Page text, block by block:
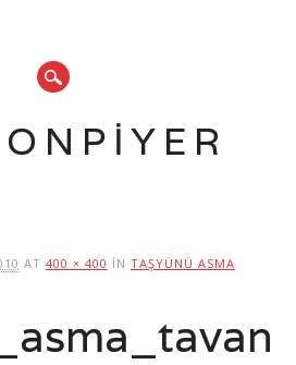
AT 400 × 400 IN TAŞYÜNÜ ASMA